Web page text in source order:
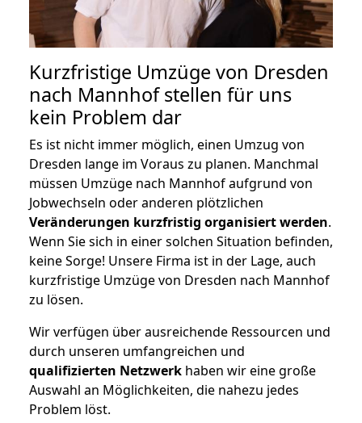
Kurzfristige Umzüge von Dresden
nach Mannhof stellen für uns
kein Problem dar
Es ist nicht immer möglich, einen Umzug von
Dresden lange im Voraus zu planen. Manchmal
müssen Umzüge nach Mannhof aufgrund von
Jobwechseln oder anderen plötzlichen
Veränderungen kurzfristig organisiert werden.
Wenn Sie sich in einer solchen Situation befinden,
keine Sorge! Unsere Firma ist in der Lage, auch
kurzfristige Umzüge von Dresden nach Mannhof
zu lösen.
Wir verfügen über ausreichende Ressourcen und
durch unseren umfangreichen und
qualifizierten Netzwerk haben wir eine große
Auswahl an Möglichkeiten, die nahezu jedes
Problem löst.